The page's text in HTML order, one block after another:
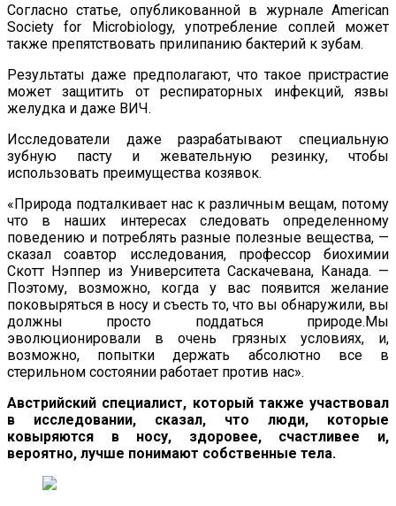
Согласно статье, опубликованной в журнале American
Society for Microbiology, употребление соплей может
также препятствовать прилипанию бактерий к зубам.
Результаты даже предполагают, что такое пристрастие
может защитить от респираторных инфекций, язвы
желудка и даже ВИЧ.
Исследователи даже разрабатывают специальную
зубную пасту и жевательную резинку, чтобы
использовать преимущества козявок.
«Природа подталкивает нас к различным вещам, потому
что в наших интересах следовать определенному
поведению и потреблять разные полезные вещества, —
сказал соавтор исследования, профессор биохимии
Скотт Нэппер из Университета Саскачевана, Канада. —
Поэтому, возможно, когда у вас появится желание
поковыряться в носу и съесть то, что вы обнаружили, вы
должны просто поддаться природе.Мы
эволюционировали в очень грязных условиях, и,
возможно, попытки держать абсолютно все в
стерильном состоянии работает против нас».
Австрийский специалист, который также участвовал
в исследовании, сказал, что люди, которые
ковыряются в носу, здоровее, счастливее и,
вероятно, лучше понимают собственные тела.